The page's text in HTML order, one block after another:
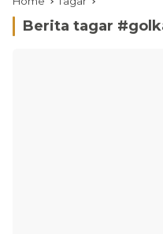
Berita tagar #